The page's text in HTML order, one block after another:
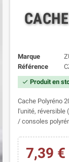
Marque
Référence
check Produit en
Cache Polyréno
l'unité, réversible
/ consoles
7,39 €